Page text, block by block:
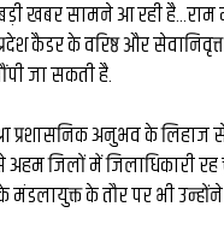
खबर सामने आ रही है...राम
कैडर के वरिष्ठ और
जा सकती है.
प्रशासनिक अनुभव के
जिलों में जिलाधिकारी
के तौर पर भी उन्होंने